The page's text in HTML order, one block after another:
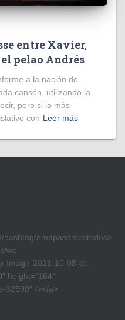
entre Xavier,
pelao Andrés
a la nación de
cansón, utilizando la
pero si lo más
con Leer más
hashtag/emapasomostodos>
wp-
Image-2021-10-08-at-
height=”164″
32500″ /></a>